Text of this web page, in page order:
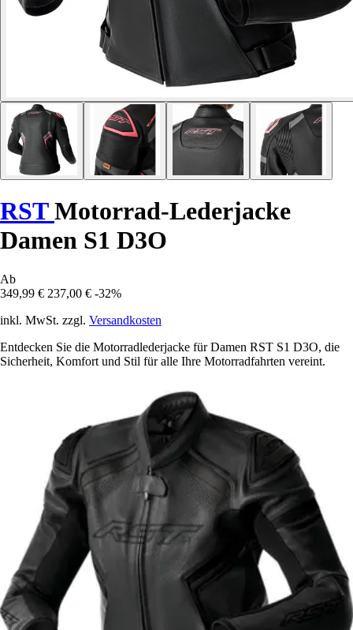
RSTMotorrad-Lederjacke
Damen S1 D3O
Ab
349,99 € 237,00 € -32%
inkl. MwSt. zzgl. Versandkosten
Entdecken Sie die Motorradlederjacke für Damen RST S1 D3O, die
Sicherheit, Komfort und Stil für alle Ihre Motorradfahrten vereint.